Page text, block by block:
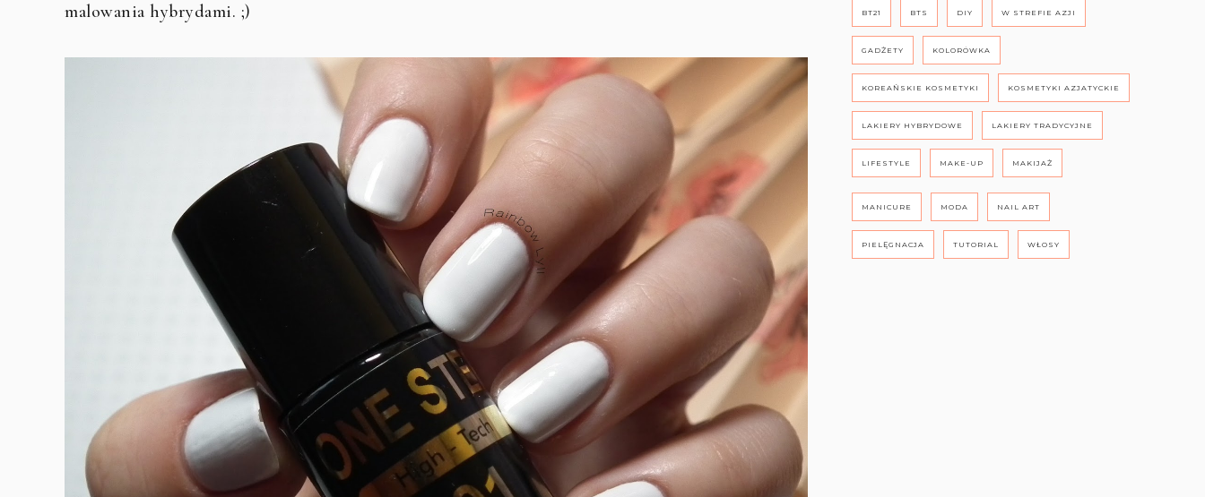
malowania hybrydami. ;)
BT21 BTS DIY W STREFIE AZJI
GADŻETY KOLORÓWKA
KOREAŃSKIE KOSMETYKI KOSMETYKI AZJATYCKIE
LAKIERY HYBRYDOWE LAKIERY TRADYCYJNE
LIFESTYLE MAKE-UP MAKIJAŻ
MANICURE MODA NAIL ART
PIELĘGNACJA TUTORIAL WŁOSY